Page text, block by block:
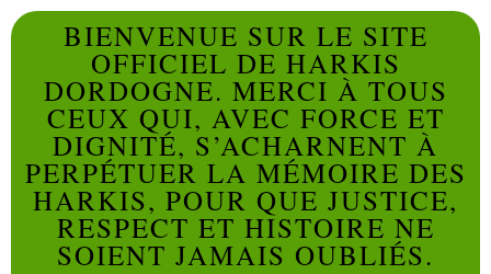
BIENVENUE SUR LE SITE
OFFICIEL DE HARKIS
DORDOGNE. MERCI À TOUS
CEUX QUI, AVEC FORCE ET
DIGNITÉ, S’ACHARNENT À
PERPÉTUER LA MÉMOIRE DES
HARKIS, POUR QUE JUSTICE,
RESPECT ET HISTOIRE NE
SOIENT JAMAIS OUBLIÉS.